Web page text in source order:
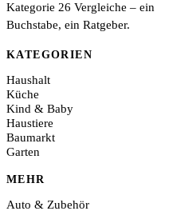
Kategorie 26 Vergleiche – ein
Buchstabe, ein Ratgeber.
KATEGORIEN
Haushalt
Küche
Kind & Baby
Haustiere
Baumarkt
Garten
MEHR
Auto & Zubehör